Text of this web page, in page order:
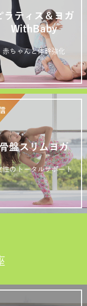
ラティス＆ヨガ
WithBaby
赤ちゃんと体幹強化
盤スリムヨガ
性のトータルサポート